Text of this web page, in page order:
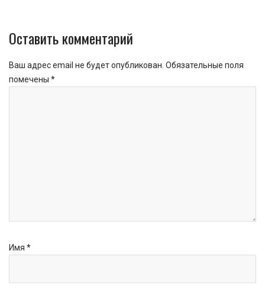
Оставить комментарий
Ваш адрес email не будет опубликован. Обязательные поля
помечены *
Имя *